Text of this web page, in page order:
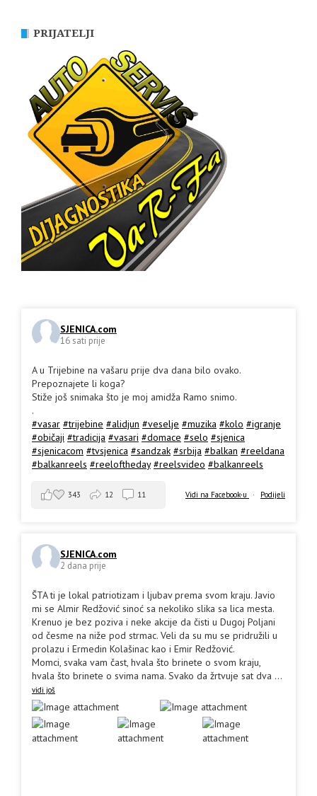
PRIJATELJI
SJENICA.com
16 sati prije
A u Trijebine na vašaru prije dva dana bilo ovako.
Prepoznajete li koga?
Stiže još snimaka što je moj amidža Ramo snimo.
.
#vasar #trijebine #alidjun #veselje #muzika #kolo #igranje
#običaji #tradicija #vasari #domace #selo #sjenica
#sjenicacom #tvsjenica #sandzak #srbija #balkan #reeldana
#balkanreels #reeloftheday #reelsvideo #balkanreels
Vidi na Facebook-u · Podijeli
343 12 11
SJENICA.com
2 dana prije
ŠTA ti je lokal patriotizam i ljubav prema svom kraju. Javio
mi se Almir Redžović sinoć sa nekoliko slika sa lica mesta.
Krenuo je bez poziva i neke akcije da čisti u Dugoj Poljani
od česme na niže pod strmac. Veli da su mu se pridružili u
prolazu i Ermedin Kolašinac kao i Emir Redžović.
Momci, svaka vam čast, hvala što brinete o svom kraju,
hvala što brinete o svima nama. Svako da žrtvuje sat dva ...
vidi još